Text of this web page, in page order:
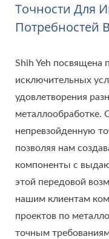
Точности Для
Потребностей
Shih Yeh посвящена
исключительных
удовлетворения
металлообработке.
непревзойденную
позволяя нам
компоненты с
этой передовой
нашим клиентам
проектов по
точным